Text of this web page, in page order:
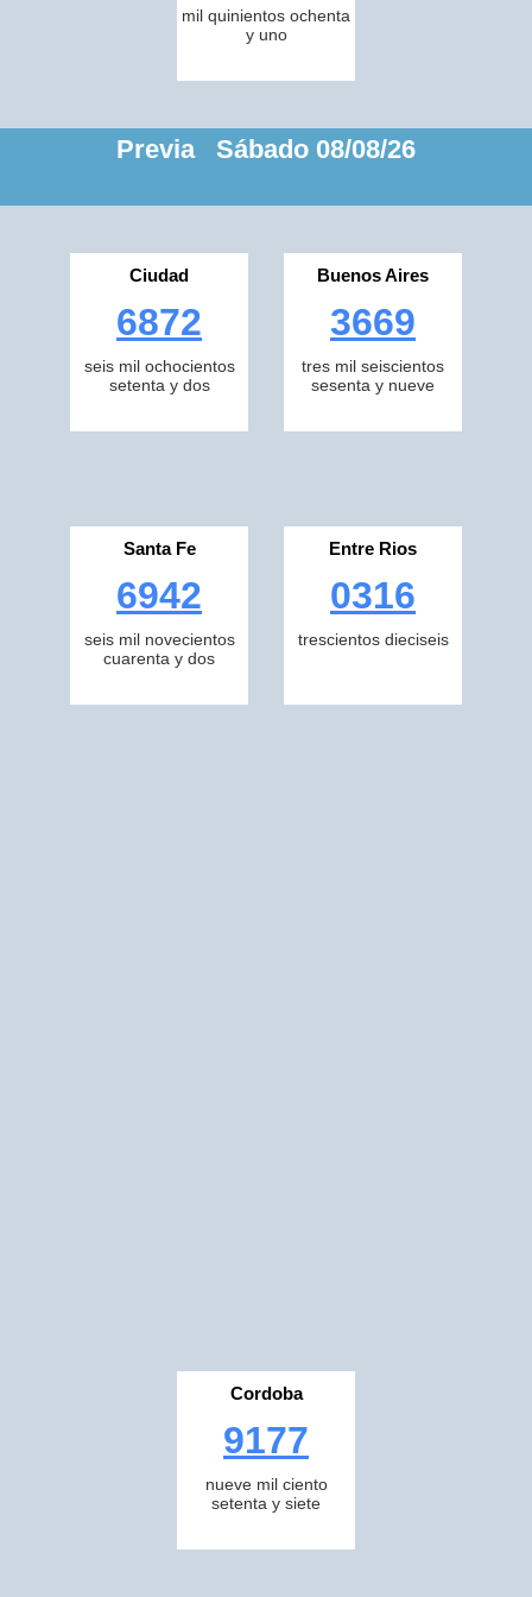
mil quinientos ochenta
y uno
Previa Sábado 08/08/26
Ciudad
6872
seis mil ochocientos
setenta y dos
Buenos Aires
3669
tres mil seiscientos
sesenta y nueve
Santa Fe
6942
seis mil novecientos
cuarenta y dos
Entre Rios
0316
trescientos dieciseis
Cordoba
9177
nueve mil ciento
setenta y siete